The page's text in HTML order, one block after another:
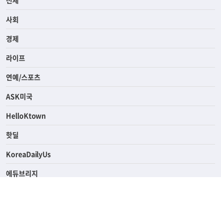
사회
경제
라이프
연예/스포츠
ASK미국
HelloKtown
핫딜
KoreaDailyUs
에듀브리지